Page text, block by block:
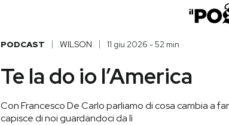
PODCAST WILSON 11 giu 2026 - 52 min
Te la do io l’America
Con Francesco De Carlo parliamo di cosa cambia a
capisce di noi guardandoci da lì